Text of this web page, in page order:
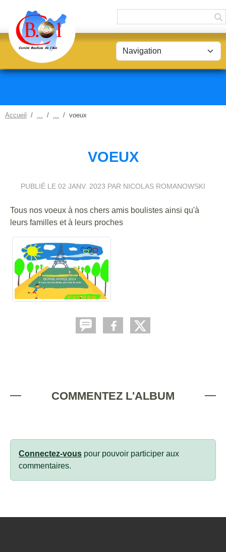
Accueil voeux
VOEUX
PUBLIÉ LE 02 JANV. 2023 PAR NICOLAS ROMANOWSKI
Tous nos voeux à nos chers amis boulistes ainsi qu'à
leurs familles et à leurs proches
COMMENTEZ L'ALBUM
Connectez-vous pour pouvoir participer aux
commentaires.